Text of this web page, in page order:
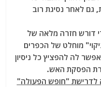
גם לאחר נסיגת רוב
דורש חזרה מלאה של
מוחלט של הכפרים
לה להפציץ כל ניסיון
הפסקת האש.
לדרישת "חופש הפעולה"